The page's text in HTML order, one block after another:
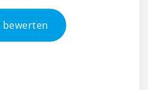
bewerten